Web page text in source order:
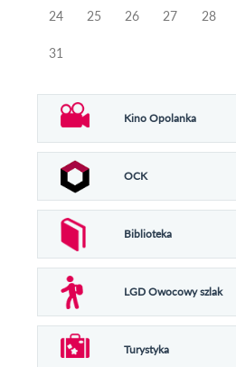
24 25 26 27 28
31
Kino Opolanka
OCK
Biblioteka
LGD Owocowy szlak
Turystyka